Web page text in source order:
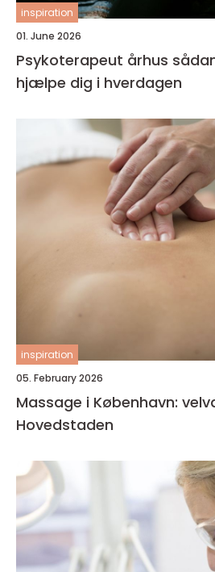
inspiration
01. June 2026
Psykoterapeut århus sådan kan terapi
hjælpe dig i hverdagen
inspiration
05. February 2026
Massage i København:
Hovedstaden